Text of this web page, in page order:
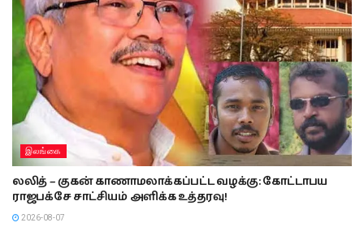
இலங்கை
லலித் – குகன் காணாமலாக்கப்பட்ட வழக்கு: கோட்டாபய
ராஜபக்சே சாட்சியம் அளிக்க உத்தரவு!
2026-08-07